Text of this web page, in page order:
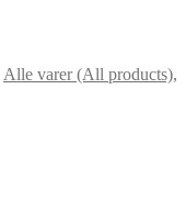
Alle varer (All products),